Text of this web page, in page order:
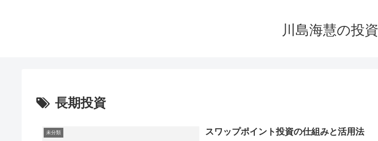
川島海慧の投資
長期投資
未分類 スワップポイント投資の仕組みと活用法